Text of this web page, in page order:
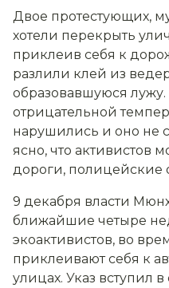
Двое протестующих,
хотели перекрыть
приклеив себя к
разлили клей из
образовавшуюся
отрицательной
нарушились и оно не
ясно, что активистов
дороги, полицейские
9 декабря власти
ближайшие четыре
экоактивистов, во
приклеивают себя к
улицах. Указ вступил